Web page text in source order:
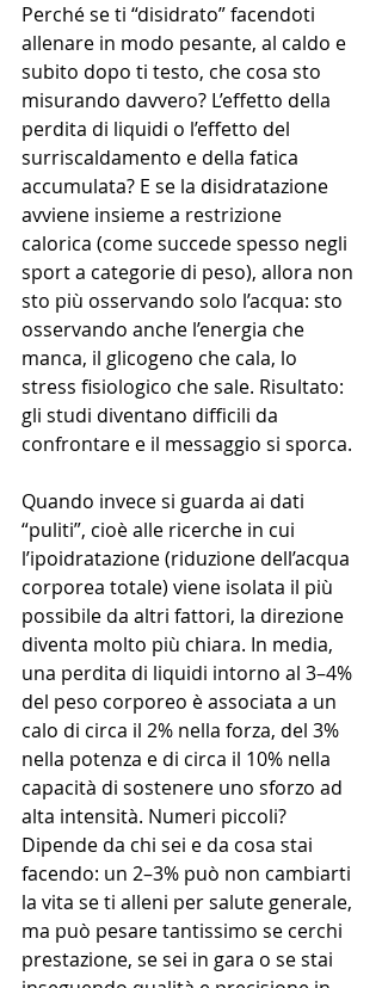
Perché se ti “disidrato” facendoti
allenare in modo pesante, al caldo e
subito dopo ti testo, che cosa sto
misurando davvero? L’effetto della
perdita di liquidi o l’effetto del
surriscaldamento e della fatica
accumulata? E se la disidratazione
avviene insieme a restrizione
calorica (come succede spesso negli
sport a categorie di peso), allora non
sto più osservando solo l’acqua: sto
osservando anche l’energia che
manca, il glicogeno che cala, lo
stress fisiologico che sale. Risultato:
gli studi diventano difficili da
confrontare e il messaggio si sporca.
Quando invece si guarda ai dati
“puliti”, cioè alle ricerche in cui
l’ipoidratazione (riduzione dell’acqua
corporea totale) viene isolata il più
possibile da altri fattori, la direzione
diventa molto più chiara. In media,
una perdita di liquidi intorno al 3–4%
del peso corporeo è associata a un
calo di circa il 2% nella forza, del 3%
nella potenza e di circa il 10% nella
capacità di sostenere uno sforzo ad
alta intensità. Numeri piccoli?
Dipende da chi sei e da cosa stai
facendo: un 2–3% può non cambiarti
la vita se ti alleni per salute generale,
ma può pesare tantissimo se cerchi
prestazione, se sei in gara o se stai